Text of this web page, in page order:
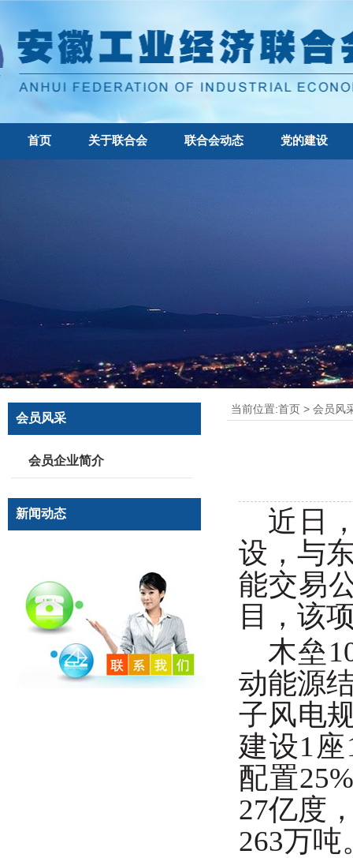
首页 关于联合会 联合会动态 党的建设
当前位置:首页 > 会员风
近日
设，与
能交易
目，该
木垒
动能源
子风电
建设1
配置
27亿度
263万吨
会员风采
会员企业简介
新闻动态